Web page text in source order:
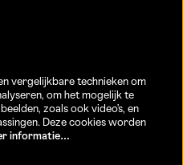
20
08)vergelijkbare technieken om
om het mogelijk te
zoals ook video’s, en
Deze cookies worden
informatie…